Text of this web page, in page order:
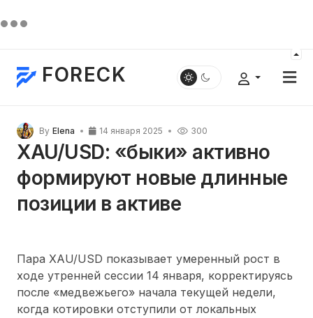
FORECK
By Elena 14 января 2025 300
XAU/USD: «быки» активно
формируют новые длинные
позиции в активе
Пара XAU/USD показывает умеренный рост в
ходе утренней сессии 14 января, корректируясь
после «медвежьего» начала текущей недели,
когда котировки отступили от локальных